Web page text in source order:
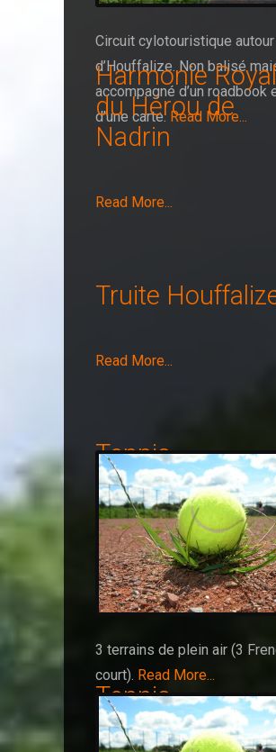
Circuit cylotouristique autour
d’Houffalize. Non balisé
accompagné d’un roadbook
d’une carte. Read More...
Harmonie
du Hérou de
Nadrin
Read More...
Truite
Read More...
Tennis
3 terrains de plein air (3
court). Read More...
Tennis